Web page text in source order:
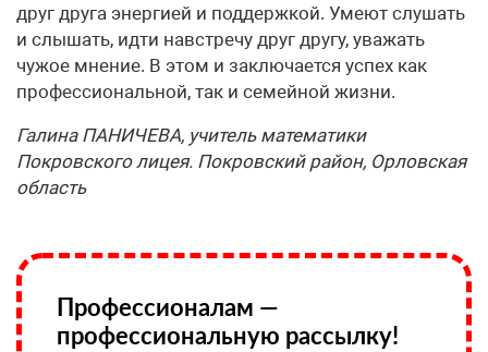
друг друга энергией и поддержкой. Умеют слушать
и слышать, идти навстречу друг другу, уважать
чужое мнение. В этом и заключается успех как
профессиональной, так и семейной жизни.
Галина ПАНИЧЕВА, учитель математики
Покровского лицея. Покровский район, Орловская
область
Профессионалам —
профессиональную рассылку!